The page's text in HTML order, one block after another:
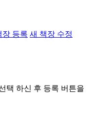
장 등록 새 책장 수정
택 하신 후 등록 버튼을